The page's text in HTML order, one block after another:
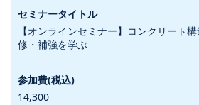
【オンラインセミナー】コンクリート
修・補強を学ぶ
14,300